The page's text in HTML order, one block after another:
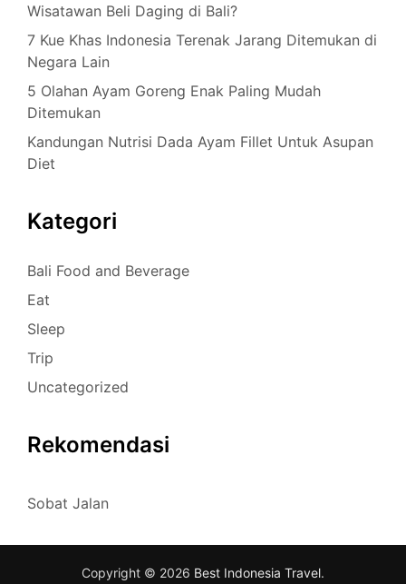
Wisatawan Beli Daging di Bali?
7 Kue Khas Indonesia Terenak Jarang Ditemukan di
Negara Lain
5 Olahan Ayam Goreng Enak Paling Mudah
Ditemukan
Kandungan Nutrisi Dada Ayam Fillet Untuk Asupan
Diet
Kategori
Bali Food and Beverage
Eat
Sleep
Trip
Uncategorized
Rekomendasi
Sobat Jalan
Copyright © 2026 Best Indonesia Travel.